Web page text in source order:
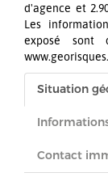
d'agence et
Les
exposé sont
Situation
Contact